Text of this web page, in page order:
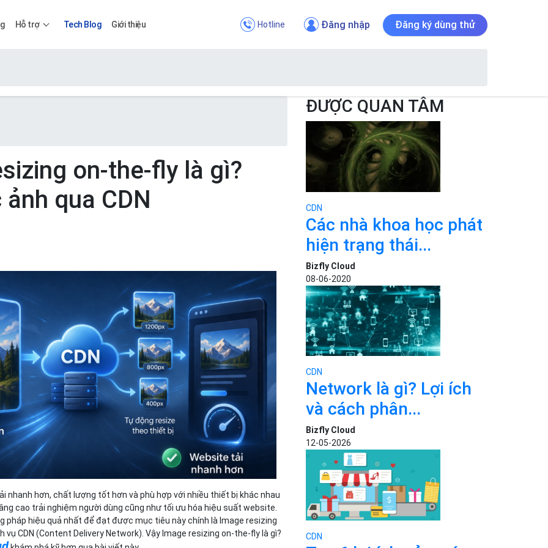
Apps
Bảng giá
Bảng giá
Bảng giá
Hỗ trợ Tech Blog Giới thiệu Hotline Đăng nhập Đăng ký dùng thử
on-the-fly là gì?
qua CDN
nhanh hơn, chất lượng tốt hơn và phù hợp với nhiều thiết bị khác nhau
cao trải nghiệm người dùng cũng như tối ưu hóa hiệu suất website.
pháp hiệu quả nhất để đạt được mục tiêu này chính là Image resizing
vụ CDN (Content Delivery Network). Vậy Image resizing on-the-fly là gì?
ĐƯỢC QUAN TÂM
CDN
Các nhà khoa học phát
hiện trạng thái...
Bizfly Cloud
08-06-2020
CDN
Network là gì? Lợi ích
và cách phân...
Bizfly Cloud
12-05-2026
CDN